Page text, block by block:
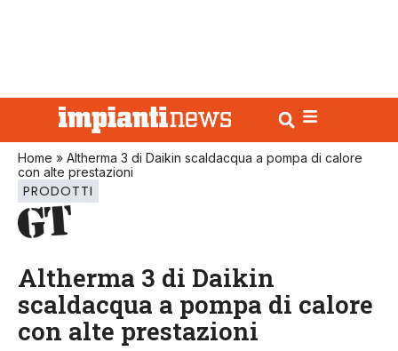
Home » Altherma 3 di Daikin scaldacqua a pompa di calore
con alte prestazioni
PRODOTTI
Altherma 3 di Daikin
scaldacqua a pompa di calore
con alte prestazioni